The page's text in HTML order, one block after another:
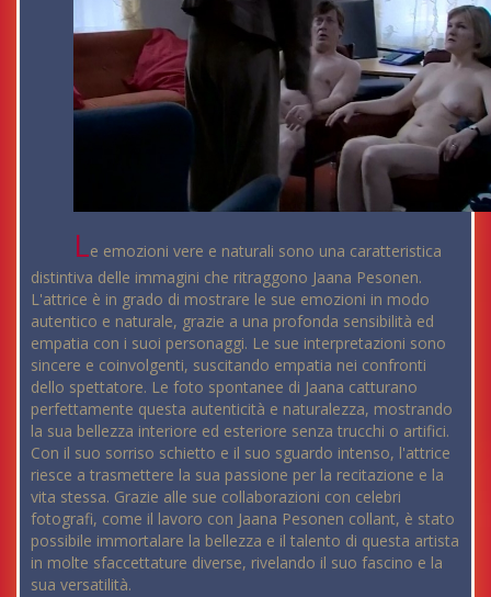
Le emozioni vere e naturali sono una caratteristica
distintiva delle immagini che ritraggono Jaana Pesonen.
L'attrice è in grado di mostrare le sue emozioni in modo
autentico e naturale, grazie a una profonda sensibilità ed
empatia con i suoi personaggi. Le sue interpretazioni sono
sincere e coinvolgenti, suscitando empatia nei confronti
dello spettatore. Le foto spontanee di Jaana catturano
perfettamente questa autenticità e naturalezza, mostrando
la sua bellezza interiore ed esteriore senza trucchi o artifici.
Con il suo sorriso schietto e il suo sguardo intenso, l'attrice
riesce a trasmettere la sua passione per la recitazione e la
vita stessa. Grazie alle sue collaborazioni con celebri
fotografi, come il lavoro con Jaana Pesonen collant, è stato
possibile immortalare la bellezza e il talento di questa artista
in molte sfaccettature diverse, rivelando il suo fascino e la
sua versatilità.